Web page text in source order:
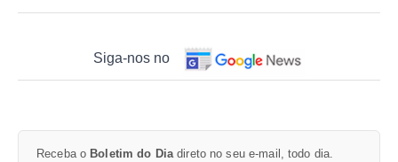
Siga-nos no
Receba o Boletim do Diadireto no seu e-mail, todo dia.